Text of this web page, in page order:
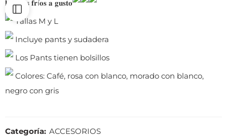
𝐥𝐨𝐬 𝐝í𝐚𝐬 𝐟𝐫í𝐨𝐬 𝐚 𝐠𝐮𝐬𝐭𝐨
Tallas M y L
Incluye pants y sudadera
Los Pants tienen bolsillos
Colores: Café, rosa con blanco, morado con blanco,
negro con gris
Categoría: ACCESORIOS